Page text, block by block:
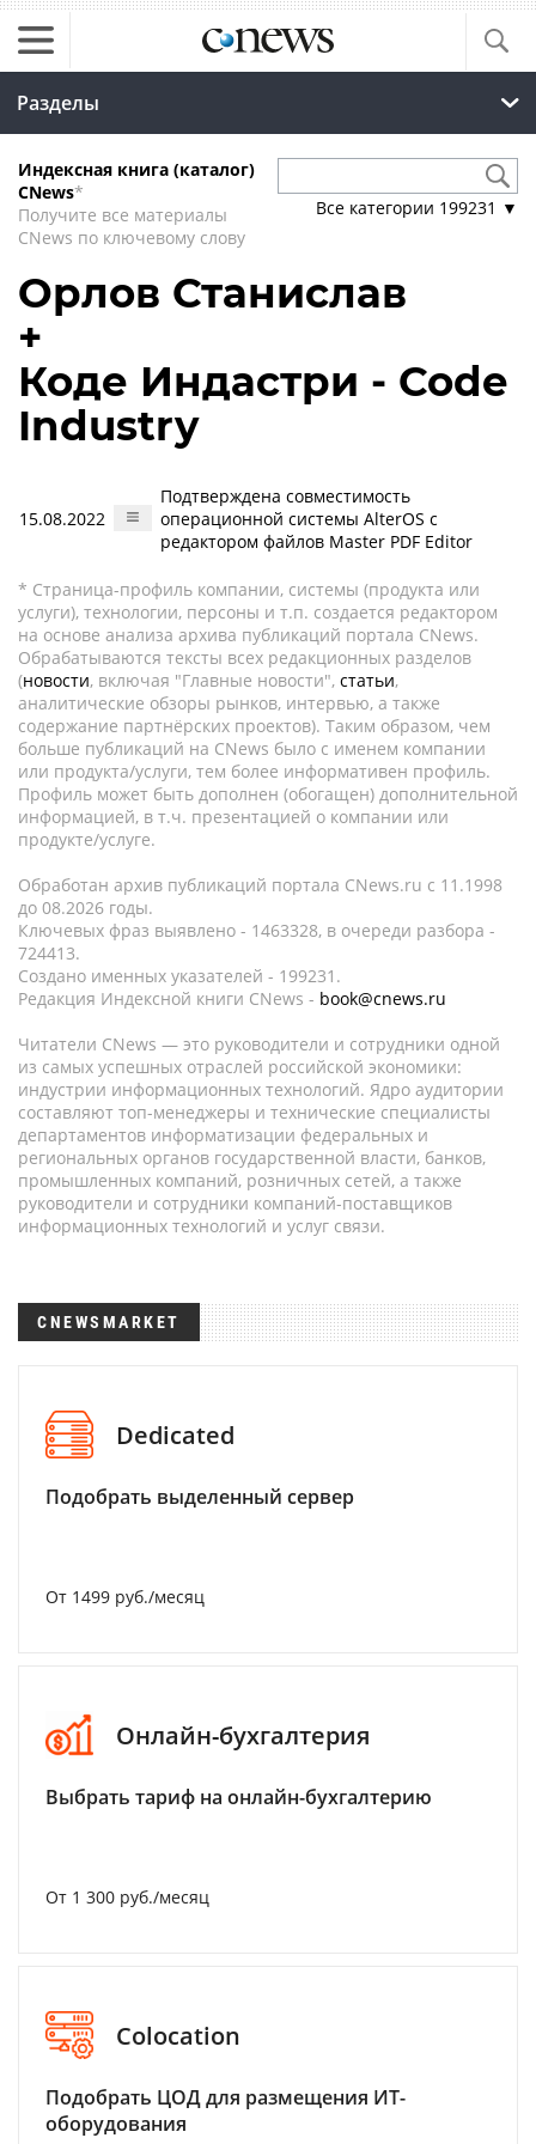
Разделы
Индексная книга (каталог)
CNews*
Получите все материалы
CNews по ключевому слову
Все категории 199231 ▼
Орлов Станислав
+
Коде Индастри - Code
Industry
15.08.2022
Подтверждена совместимость
операционной системы AlterOS с
редактором файлов Master PDF Editor
* Страница-профиль компании, системы (продукта или
услуги), технологии, персоны и т.п. создается редактором
на основе анализа архива публикаций портала CNews.
Обрабатываются тексты всех редакционных разделов
(новости, включая "Главные новости", статьи,
аналитические обзоры рынков, интервью, а также
содержание партнёрских проектов). Таким образом, чем
больше публикаций на CNews было с именем компании
или продукта/услуги, тем более информативен профиль.
Профиль может быть дополнен (обогащен) дополнительной
информацией, в т.ч. презентацией о компании или
продукте/услуге.
Обработан архив публикаций портала CNews.ru c 11.1998
до 08.2026 годы.
Ключевых фраз выявлено - 1463328, в очереди разбора -
724413.
Создано именных указателей - 199231.
Редакция Индексной книги CNews - book@cnews.ru
Читатели CNews — это руководители и сотрудники одной
из самых успешных отраслей российской экономики:
индустрии информационных технологий. Ядро аудитории
составляют топ-менеджеры и технические специалисты
департаментов информатизации федеральных и
региональных органов государственной власти, банков,
промышленных компаний, розничных сетей, а также
руководители и сотрудники компаний-поставщиков
информационных технологий и услуг связи.
CNEWSMARKET
Dedicated
Подобрать выделенный сервер
От 1499 руб./месяц
Онлайн-бухгалтерия
Выбрать тариф на онлайн-бухгалтерию
От 1 300 руб./месяц
Colocation
Подобрать ЦОД для размещения ИТ-
оборудования